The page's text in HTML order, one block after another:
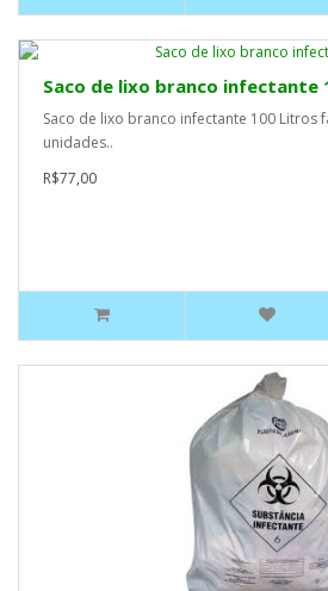
Saco de lixo branco infectante
Saco de lixo branco infectante 100 Litros
unidades..
R$77,00